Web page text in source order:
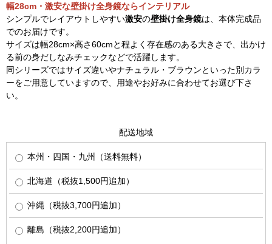
幅28cm・激安な壁掛け全身鏡ならインテリアル
シンプルでレイアウトしやすい激安の壁掛け全身鏡は、本体完成品
でのお届けです。
サイズは幅28cm×高さ60cmと程よく存在感のある大きさで、出かけ
る前の身だしなみチェックなどで活躍します。
同シリーズではサイズ違いやナチュラル・ブラウンといった別カラ
ーをご用意していますので、用途やお好みに合わせてお選び下さ
い。
配送地域
本州・四国・九州（送料無料）
北海道（税抜1,500円追加）
沖縄（税抜3,700円追加）
離島（税抜2,200円追加）